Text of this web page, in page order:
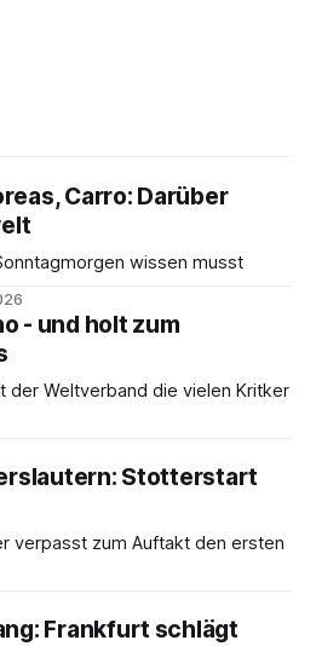
Carro: Darüber
wissen musst
- und holt zum
der Weltverband die vielen Kritker
Stotterstart
verpasst zum Auftakt den ersten
Frankfurt schlägt